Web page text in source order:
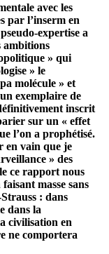
avec les
par l’inserm en
expertise a
ambitions
» qui
» le
molécule » et
exemplaire de
inscrit
sur un « effet
l’on a prophétisé.
en vain que je
» des
ce rapport nous
masse sans
: dans
dans la
civilisation en
ne comportera